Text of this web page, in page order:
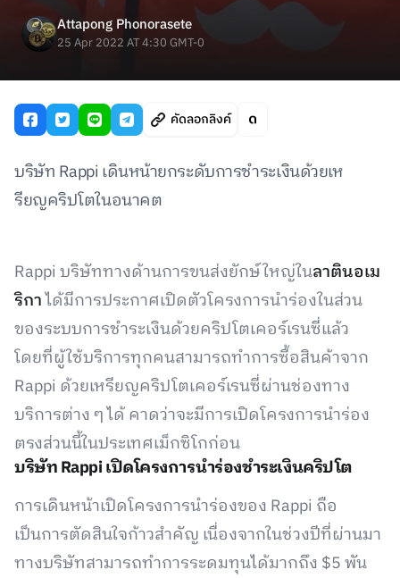
Attapong Phonorasete
25 Apr 2022 AT 4:30 GMT-0
คัดลอกลิงค์
บริษัท Rappi เดินหน้ายกระดับการชำระเงินด้วยเห
รียญคริปโตในอนาคต
Rappi บริษัททางด้านการขนส่งยักษ์ใหญ่ในลาตินอเม
ริกาได้มีการประกาศเปิดตัวโครงการนำร่องในส่วน
ของระบบการชำระเงินด้วยคริปโตเคอร์เรนซี่แล้ว
โดยที่ผู้ใช้บริการทุกคนสามารถทำการซื้อสินค้าจาก
Rappi ด้วยเหรียญคริปโตเคอร์เรนซี่ผ่านช่องทาง
บริการต่าง ๆ ได้ คาดว่าจะมีการเปิดโครงการนำร่อง
ตรงส่วนนี้ในประเทศเม็กซิโกก่อน
บริษัท Rappi เปิดโครงการนำร่องชำระเงินคริปโต
การเดินหน้าเปิดโครงการนำร่องของ Rappi ถือ
เป็นการตัดสินใจก้าวสำคัญ เนื่องจากในช่วงปีที่ผ่านมา
ทางบริษัทสามารถทำการระดมทุนได้มากถึง $5 พัน